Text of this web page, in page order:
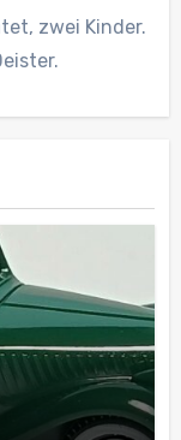
zwei Kinder.